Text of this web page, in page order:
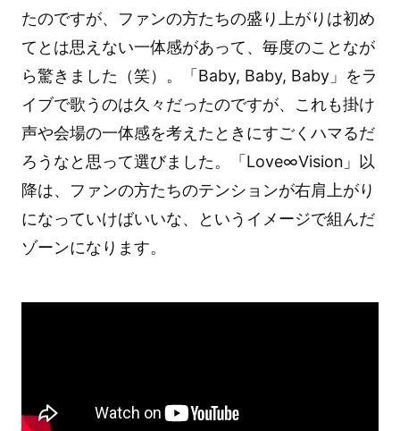
たのですが、ファンの方たちの盛り上がりは初め
てとは思えない一体感があって、毎度のことなが
ら驚きました（笑）。「Baby, Baby, Baby」をラ
イブで歌うのは久々だったのですが、これも掛け
声や会場の一体感を考えたときにすごくハマるだ
ろうなと思って選びました。「Love∞Vision」以
降は、ファンの方たちのテンションが右肩上がり
になっていけばいいな、というイメージで組んだ
ゾーンになります。